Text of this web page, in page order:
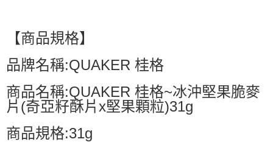
【商品規格】
品牌名稱:QUAKER 桂格
商品名稱:QUAKER 桂格~冰沖堅果脆麥
片(奇亞籽酥片x堅果顆粒)31g
商品規格:31g